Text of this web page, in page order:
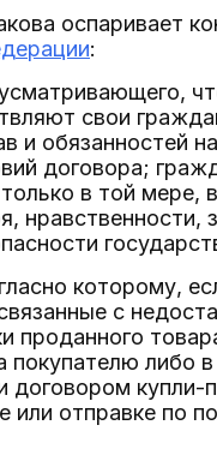
оспаривает
:
свои
и обязанностей
договора;
в той
которому,
с
проданного
покупателю либо
договором
или отправке по